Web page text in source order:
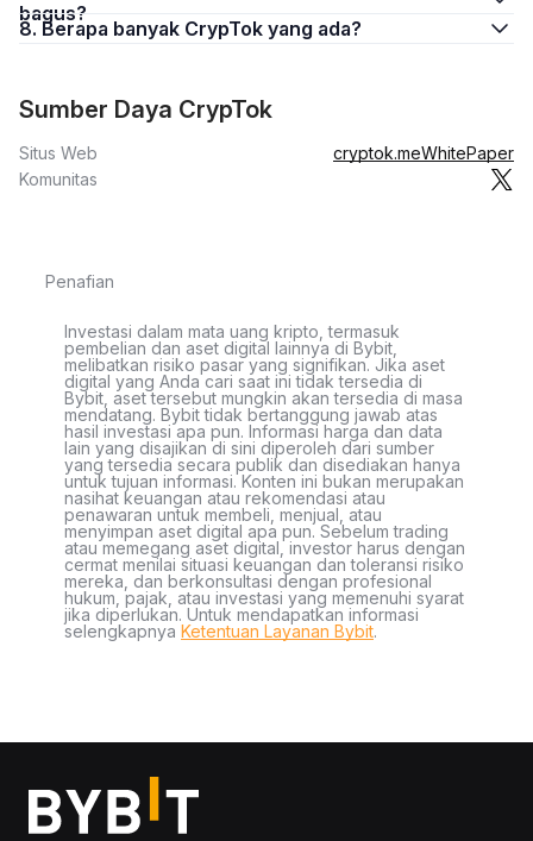
bagus?
8. Berapa banyak CrypTok yang ada?
Sumber Daya CrypTok
Situs Web cryptok.meWhitePaper
Komunitas
Penafian
Investasi dalam mata uang kripto, termasuk
pembelian dan aset digital lainnya di Bybit,
melibatkan risiko pasar yang signifikan. Jika aset
digital yang Anda cari saat ini tidak tersedia di
Bybit, aset tersebut mungkin akan tersedia di masa
mendatang. Bybit tidak bertanggung jawab atas
hasil investasi apa pun. Informasi harga dan data
lain yang disajikan di sini diperoleh dari sumber
yang tersedia secara publik dan disediakan hanya
untuk tujuan informasi. Konten ini bukan merupakan
nasihat keuangan atau rekomendasi atau
penawaran untuk membeli, menjual, atau
menyimpan aset digital apa pun. Sebelum trading
atau memegang aset digital, investor harus dengan
cermat menilai situasi keuangan dan toleransi risiko
mereka, dan berkonsultasi dengan profesional
hukum, pajak, atau investasi yang memenuhi syarat
jika diperlukan. Untuk mendapatkan informasi
selengkapnya Ketentuan Layanan Bybit.